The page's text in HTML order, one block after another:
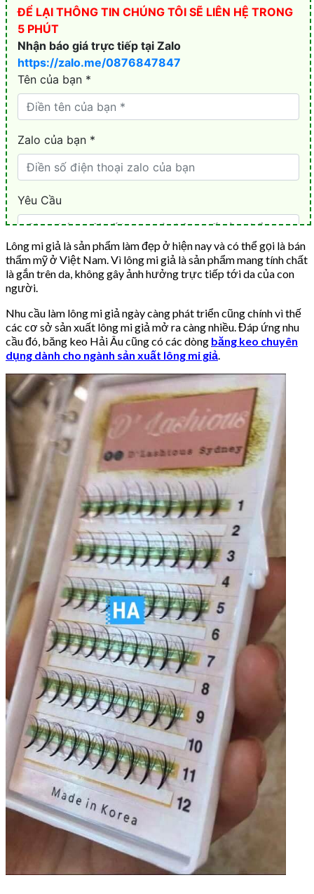
Lông mi giả là sản phẩm làm đẹp ở hiện nay và có thể gọi là bán
thẩm mỹ ở Việt Nam. Vì lông mi giả là sản phẩm mang tính chất
là gắn trên da, không gây ảnh hưởng trực tiếp tới da của con
người.
Nhu cầu làm lông mi giả ngày càng phát triển cũng chính vì thế
các cơ sở sản xuất lông mi giả mở ra càng nhiều. Đáp ứng nhu
cầu đó, băng keo Hải Âu cũng có các dòng băng keo chuyên
dụng dành cho ngành sản xuất lông mi giả.